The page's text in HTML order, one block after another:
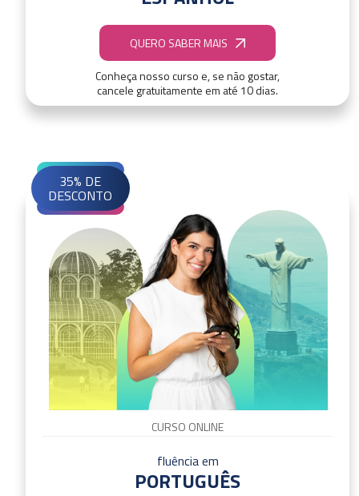
QUERO SABER MAIS
Conheça nosso curso e, se não gostar,
cancele gratuitamente em até 10 dias.
CURSO ONLINE
fluência em
PORTUGUÊS
35% DE
DESCONTO